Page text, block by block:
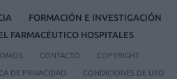
FORMACIÓN E INVESTIGACIÓN
FARMACÉUTICO HOSPITALES
CONTACTO COPYRIGHT
DE PRIVACIDAD CONDICIONES DE USO